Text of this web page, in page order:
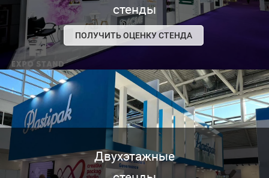
стенды
ПОЛУЧИТЬ ОЦЕНКУ СТЕНДА
Двухэтажные